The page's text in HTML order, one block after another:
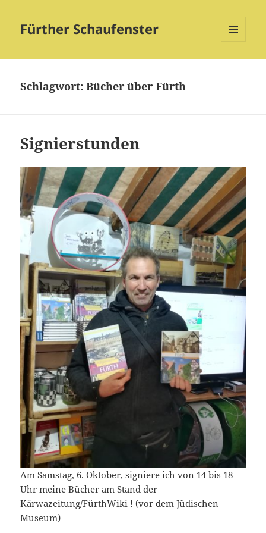
Fürther Schaufenster
Schlagwort:Bücher über Fürth
Signierstunden
Am Samstag, 6. Oktober, signiere ich von 14 bis 18
Uhr meine Bücher am Stand der
Kärwazeitung/FürthWiki ! (vor dem Jüdischen
Museum)